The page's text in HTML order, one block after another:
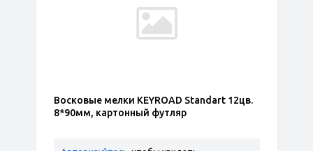
Восковые мелки KEYROAD Standart 12цв.
8*90мм, картонный футляр